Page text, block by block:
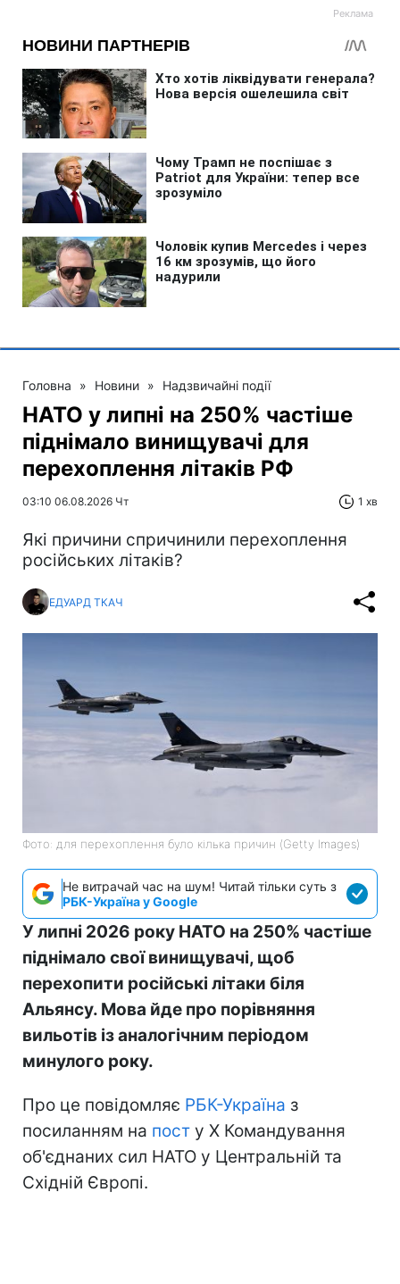
Головна » Новини » Надзвичайні події
НАТО у липні на 250% частіше
піднімало винищувачі для
перехоплення літаків РФ
03:10 06.08.2026 Чт 1 хв
Які причини спричинили перехоплення
російських літаків?
ЕДУАРД ТКАЧ
Фото: для перехоплення було кілька причин (Getty Images)
Не витрачай час на шум! Читай тільки суть з
РБК-Україна у Google
У липні 2026 року НАТО на 250% частіше
піднімало свої винищувачі, щоб
перехопити російські літаки біля
Альянсу. Мова йде про порівняння
вильотів із аналогічним періодом
минулого року.
Про це повідомляє РБК-Україна з
посиланням на пост у Х Командування
об'єднаних сил НАТО у Центральній та
Східній Європі.